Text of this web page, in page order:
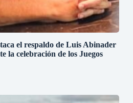
el respaldo de Luis Abinader
la celebración de los Juegos